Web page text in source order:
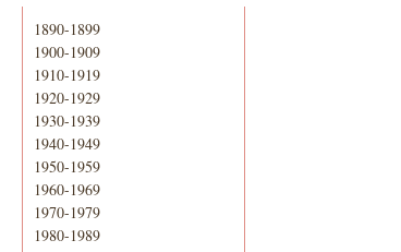
1890-1899
1900-1909
1910-1919
1920-1929
1930-1939
1940-1949
1950-1959
1960-1969
1970-1979
1980-1989